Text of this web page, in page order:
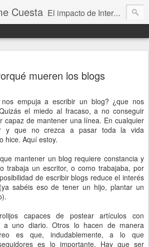
Cuesta El impacto de Internet en la sociedad visto con mis propios ojos
mueren los blogs
empuja a escribir un blog? ¿que nos
el miedo al fracaso, a no conseguir
capaz de mantener una línea. En cualquier
y que no crezca a pasar toda la vida
hice. Aquí estoy.
mantener un blog requiere constancia y
trabaja un escritor, o como trabajaba, por
de escribir blogs reduce el interés
sabéis eso de tener un hijo, plantar un
capaces de postear artículos con
a uno diario. Otros lo hacen de manera
es que, indudablemente, a lo que
es lo importante. Hay que ser